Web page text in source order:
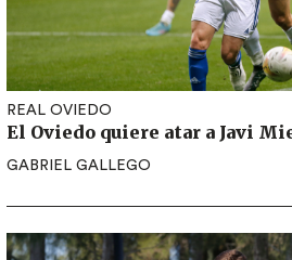
REAL OVIEDO
El Oviedo quiere atar a Javi
GABRIEL GALLEGO